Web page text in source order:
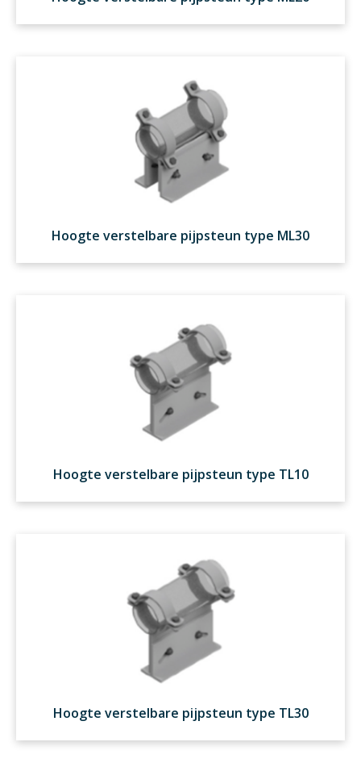
Hoogte verstelbare pijpsteun type ML30
Hoogte verstelbare pijpsteun type TL10
Hoogte verstelbare pijpsteun type TL30